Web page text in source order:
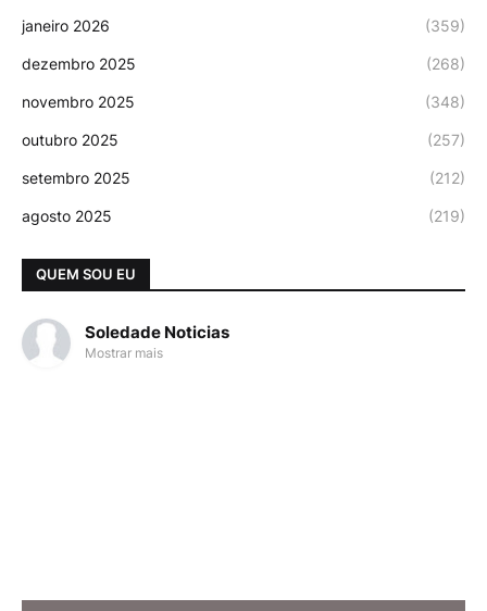
janeiro 2026 (359)
dezembro 2025 (268)
novembro 2025 (348)
outubro 2025 (257)
setembro 2025 (212)
agosto 2025 (219)
QUEM SOU EU
Soledade Noticias
Mostrar mais